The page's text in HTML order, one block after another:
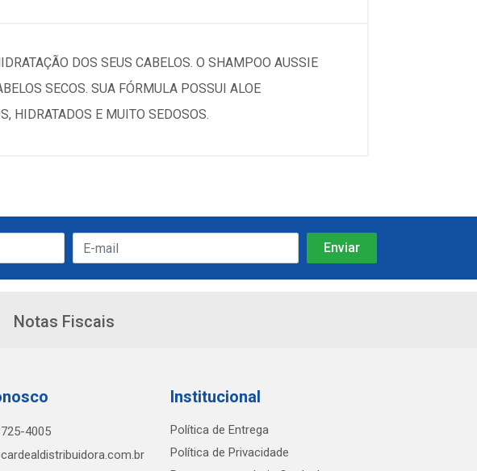
DOS SEUS CABELOS. O SHAMPOO AUSSIE
SECOS. SUA FÓRMULA POSSUI ALOE
HIDRATADOS E MUITO SEDOSOS.
Notas Fiscais
4005
Institucional
Política de Entrega
Política de Privacidade